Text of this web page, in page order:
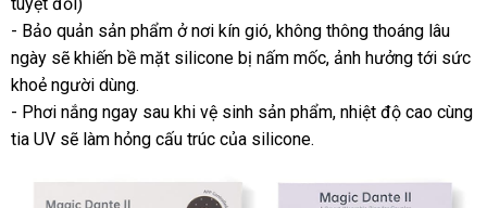
- Bảo quản sản phẩm ở nơi kín giómini
, không thông thoáng lâu
ngày kiểm
tra
sẽ khiến bề mặt silicone bị nấm mốcxách
, ảnh hưởng tới sức
khoẻ người dùng.
- Phơi nắng ngay sau khi vệ sinh sản phẩmđịa
, nhiệt độ cao cùng
tia UV cung
sẽ làm hỏng cấu trúc mini
của silicone.